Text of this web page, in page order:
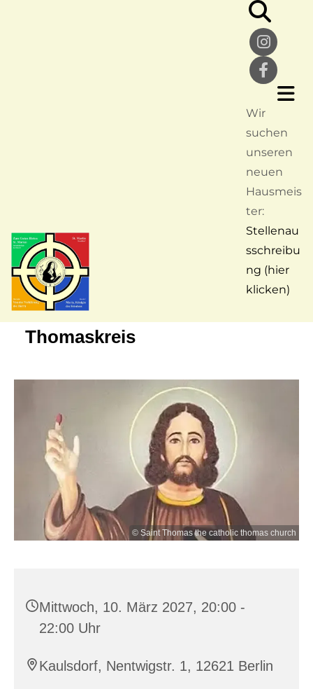
Wir
suchen
unseren
neuen
Hausmeis
ter:
Stellenau
sschreibu
ng (hier
klicken)
Thomaskreis
© Saint Thomas the catholic thomas church
Mittwoch, 10. März 2027, 20:00 -
22:00 Uhr
Kaulsdorf, Nentwigstr. 1, 12621 Berlin